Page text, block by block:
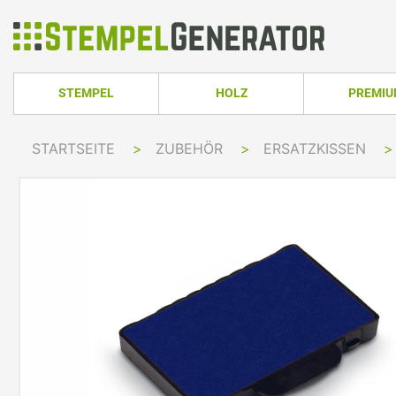
STEMPEL
TRODAT PROFESSIONAL LINE
TRODAT PROFESSIONAL DATER
TRODAT CLASSIC
PRINTY Z. SELBER SETZEN
COLOP EXPERT
COLOP POCKET
COLOP STAMP
COLOP CLASSIC
COLOP CLASSIC
HOLZ
TRODAT
TRODAT
STARTSEITE > ZUBEHÖR > ERSATZKISSEN >